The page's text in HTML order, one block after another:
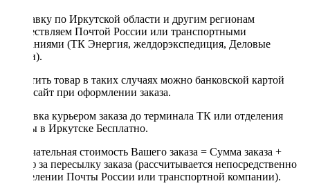
Отправку по Иркутской области и другим регионам
осуществляем Почтой России или транспортными
компаниями (ТК Энергия, желдорэкспедиция, Деловые
линии).
Оплатить товар в таких случаях можно банковской картой
через сайт при оформлении заказа.
Доставка курьером заказа до терминала ТК или отделения
Почты в Иркутске Бесплатно.
Окончательная стоимость Вашего заказа = Сумма заказа +
Тариф за пересылку заказа (рассчитывается непосредственно
в отделении Почты России или транспортной компании).